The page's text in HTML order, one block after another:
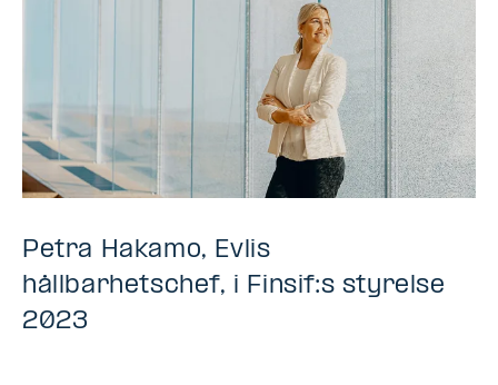
Petra Hakamo, Evlis
hållbarhetschef, i Finsif:s styrelse
2023